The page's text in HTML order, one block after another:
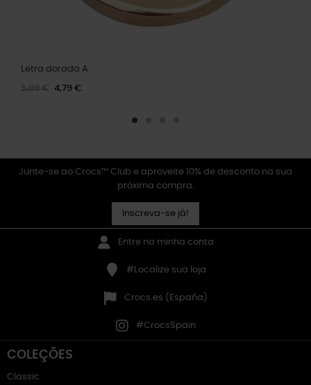
Letra dorada A
5,99 € 4,79 €
Junte-se ao Crocs™ Club e aproveite 10% de desconto na sua
próxima compra.
Inscreva-se já!
Entre na minha conta
#Localize sua loja
Crocs.es (España)
#CrocsSpain
COLEÇÕES
Classic